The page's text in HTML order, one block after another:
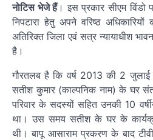
नोटिस भेजे हैं। इस प्रकार सीएम विंडो
निपटारा हेतु अपने वरिष्ठ अधिकारियों
अतिरिक्त जिला एवं सत्र न्यायाधीश
है।
गौरतलब है कि वर्ष 2013 की 2 जुलाई
सतीश कुमार (काल्पनिक नाम) के घर
परिवार के सदस्यों सहित उनकी 10
था। उस समय सतीश के घर के
थी। बापू आसाराम प्रकरण के बाद